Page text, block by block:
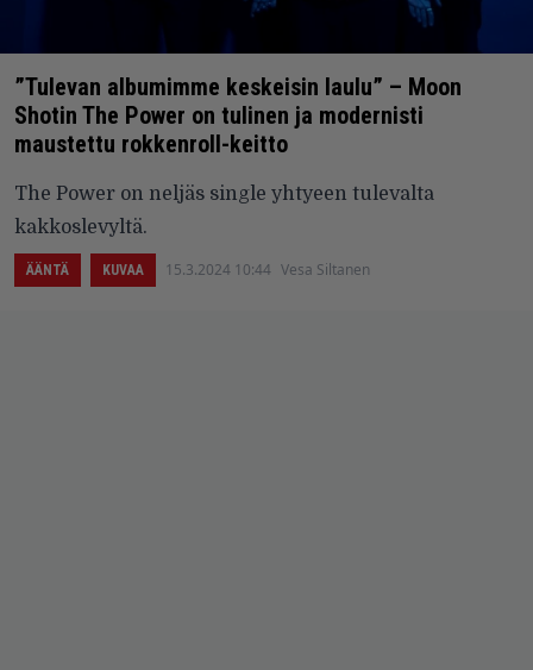
”Tulevan albumimme keskeisin laulu” – Moon
Shotin The Power on tulinen ja modernisti
maustettu rokkenroll-keitto
The Power on neljäs single yhtyeen tulevalta
kakkoslevyltä.
ÄÄNTÄ KUVAA 15.3.2024 10:44 Vesa Siltanen